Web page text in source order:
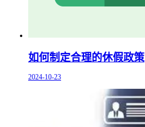
如何制定合理的休假政策
2024-10-23